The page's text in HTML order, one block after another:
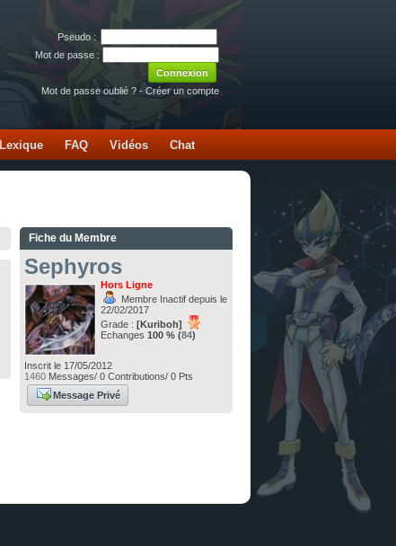
Pseudo :
Mot de passe :
Mot de passe oublié ? - Créer un compte
Lexique FAQ Vidéos Chat
Fiche du Membre
Sephyros
Hors Ligne
Membre Inactif depuis le
22/02/2017
Grade : [Kuriboh]
Echanges 100 % (84)
Inscrit le 17/05/2012
1460Messages/ 0 Contributions/ 0 Pts
Message Privé